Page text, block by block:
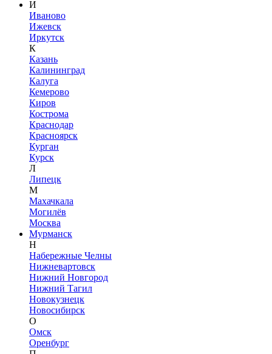
И
Иваново
Ижевск
Иркутск
К
Казань
Калининград
Калуга
Кемерово
Киров
Кострома
Краснодар
Красноярск
Курган
Курск
Л
Липецк
М
Махачкала
Могилёв
Москва
Мурманск
Н
Набережные Челны
Нижневартовск
Нижний Новгород
Нижний Тагил
Новокузнецк
Новосибирск
О
Омск
Оренбург